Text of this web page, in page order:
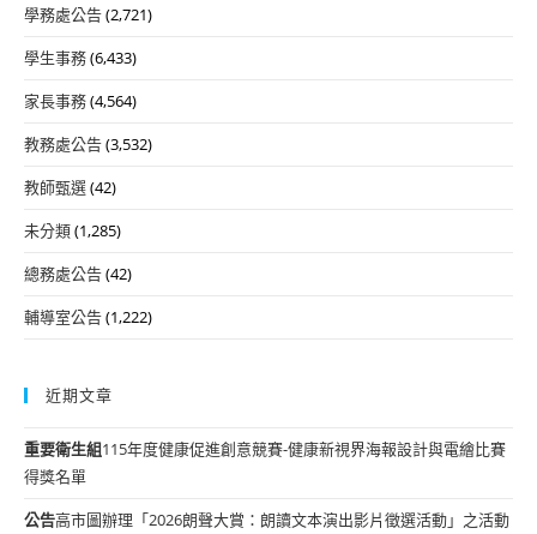
學務處公告(2,721)
學生事務(6,433)
家長事務(4,564)
教務處公告(3,532)
教師甄選(42)
未分類(1,285)
總務處公告(42)
輔導室公告(1,222)
近期文章
重要衛生組115年度健康促進創意競賽-健康新視界海報設計與電繪比賽
得獎名單
公告高市圖辦理「2026朗聲大賞：朗讀文本演出影片徵選活動」之活動